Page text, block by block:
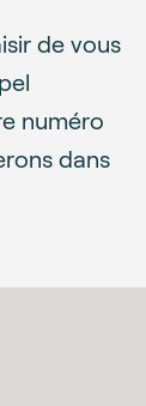
de vous
numéro
dans